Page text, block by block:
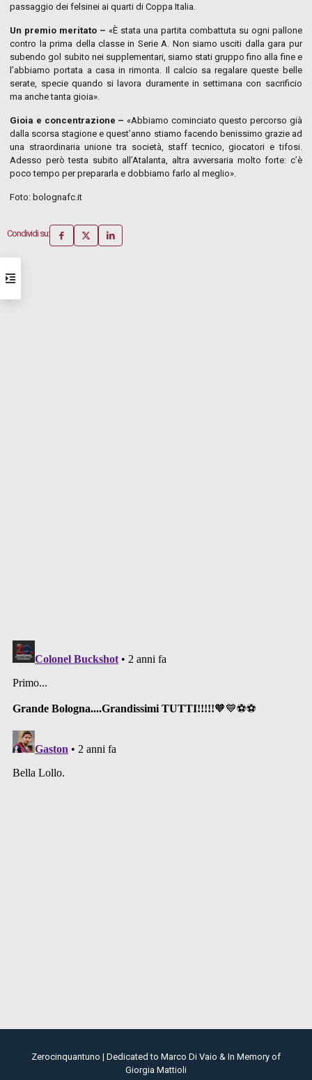
passaggio dei felsinei ai quarti di Coppa Italia.
Un premio meritato – «È stata una partita combattuta su ogni pallone
contro la prima della classe in Serie A. Non siamo usciti dalla gara pur
subendo gol subito nei supplementari, siamo stati gruppo fino alla fine e
l’abbiamo portata a casa in rimonta. Il calcio sa regalare queste belle
serate, specie quando si lavora duramente in settimana con sacrificio
ma anche tanta gioia».
Gioia e concentrazione – «Abbiamo cominciato questo percorso già
dalla scorsa stagione e quest’anno stiamo facendo benissimo grazie ad
una straordinaria unione tra società, staff tecnico, giocatori e tifosi.
Adesso però testa subito all’Atalanta, altra avversaria molto forte: c’è
poco tempo per prepararla e dobbiamo farlo al meglio».
Foto: bolognafc.it
Condividi su:
Zerocinquantuno | Dedicated to Marco Di Vaio & In Memory of
Giorgia Mattioli